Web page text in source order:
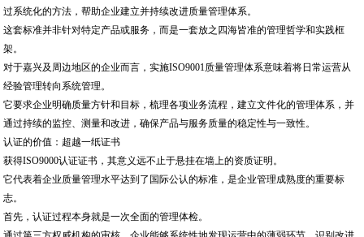
过系统化的方法，帮助企业建立并持续改进质量管理体系。
这套标准并非针对特定产品或服务，而是一套放之四海皆准的管理哲学和实践框
架。
对于嘉兴及周边地区的企业而言，实施ISO9001质量管理体系意味着将日常运营从
经验管理转向系统管理。
它要求企业明确质量方针和目标，梳理各项业务流程，建立文件化的管理体系，并
通过持续的监控、测量和改进，确保产品与服务质量的稳定性与一致性。
认证的价值：超越一纸证书
获得ISO9000认证证书，其意义远不止于悬挂在墙上的资质证明。
它代表着企业质量管理水平达到了国际公认的标准，是企业管理成熟度的重要标
志。
首先，认证过程本身就是一次全面的管理体检。